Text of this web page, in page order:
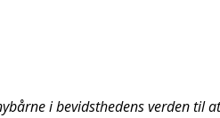
i bevidsthedens verden til